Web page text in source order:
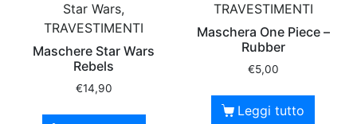
Star Wars,
TRAVESTIMENTI
Maschere Star Wars
Rebels
€14,90
TRAVESTIMENTI
Maschera One Piece –
Rubber
€5,00
Leggi tutto